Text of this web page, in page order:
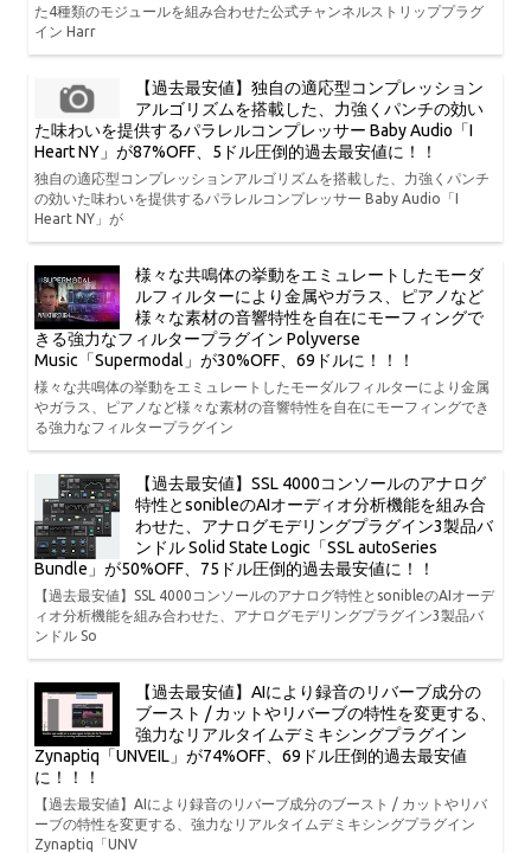
た4種類のモジュールを組み合わせた公式チャンネルストリッププラグ
イン Harr
【過去最安値】独自の適応型コンプレッション
アルゴリズムを搭載した、力強くパンチの効い
た味わいを提供するパラレルコンプレッサー Baby Audio「I
Heart NY」が87%OFF、5ドル圧倒的過去最安値に！！
独自の適応型コンプレッションアルゴリズムを搭載した、力強くパンチ
の効いた味わいを提供するパラレルコンプレッサー Baby Audio「I
Heart NY」が
様々な共鳴体の挙動をエミュレートしたモーダ
ルフィルターにより金属やガラス、ピアノなど
様々な素材の音響特性を自在にモーフィングで
きる強力なフィルタープラグイン Polyverse
Music「Supermodal」が30%OFF、69ドルに！！！
様々な共鳴体の挙動をエミュレートしたモーダルフィルターにより金属
やガラス、ピアノなど様々な素材の音響特性を自在にモーフィングでき
る強力なフィルタープラグイン
【過去最安値】SSL 4000コンソールのアナログ
特性とsonibleのAIオーディオ分析機能を組み合
わせた、アナログモデリングプラグイン3製品バ
ンドル Solid State Logic「SSL autoSeries
Bundle」が50%OFF、75ドル圧倒的過去最安値に！！
【過去最安値】SSL 4000コンソールのアナログ特性とsonibleのAIオーデ
ィオ分析機能を組み合わせた、アナログモデリングプラグイン3製品バ
ンドル So
【過去最安値】AIにより録音のリバーブ成分の
ブースト / カットやリバーブの特性を変更する、
強力なリアルタイムデミキシングプラグイン
Zynaptiq「UNVEIL」が74%OFF、69ドル圧倒的過去最安値
に！！！
【過去最安値】AIにより録音のリバーブ成分のブースト / カットやリバ
ーブの特性を変更する、強力なリアルタイムデミキシングプラグイン
Zynaptiq「UNV